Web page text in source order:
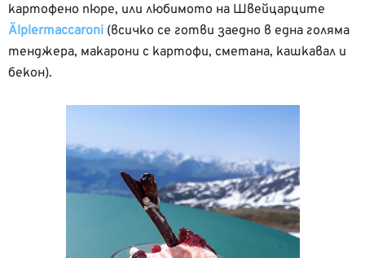
картофено пюре, или любимото на Швейцарците
Älplermaccaroni (всичко се готви заедно в една голяма
тенджера, макарони с картофи, сметана, кашкавал и
бекон).